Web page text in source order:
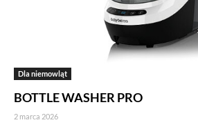
Dla niemowląt
BOTTLE WASHER PRO
2 marca 2026